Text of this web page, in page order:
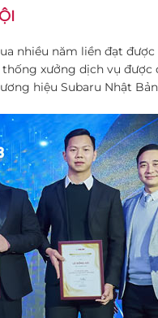
nhiều năm liền đạt
xưởng dịch vụ
hiệu Subaru Nhật